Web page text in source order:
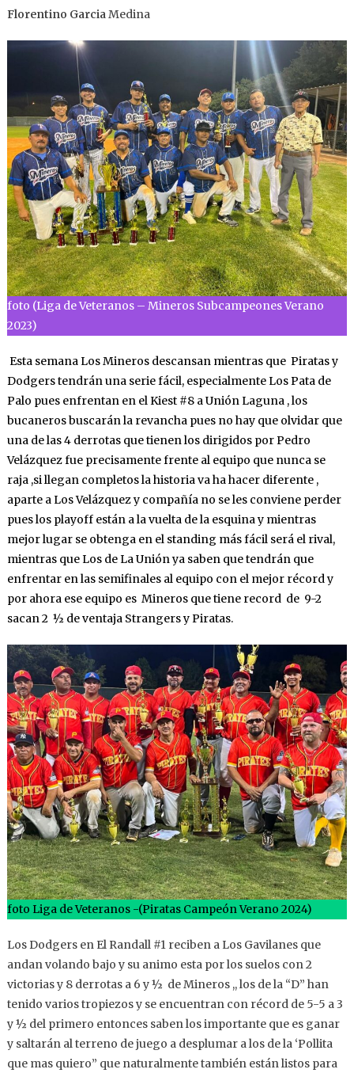
Florentino GarciaMedina
foto (Liga de Veteranos – Mineros Subcampeones Verano
2023)
Esta semana Los Mineros descansan mientras que Piratas y
Dodgers tendrán una serie fácil, especialmente Los Pata de
Palo pues enfrentan en el Kiest #8 a Unión Laguna , los
bucaneros buscarán la revancha pues no hay que olvidar que
una de las 4 derrotas que tienen los dirigidos por Pedro
Velázquez fue precisamente frente al equipo que nunca se
raja ,si llegan completos la historia va ha hacer diferente ,
aparte a Los Velázquez y compañía no se les conviene perder
pues los playoff están a la vuelta de la esquina y mientras
mejor lugar se obtenga en el standing más fácil será el rival,
mientras que Los de La Unión ya saben que tendrán que
enfrentar en las semifinales al equipo con el mejor récord y
por ahora ese equipo es Mineros que tiene record de 9-2
sacan 2 ½ de ventaja Strangers y Piratas.
foto Liga de Veteranos -(Piratas Campeón Verano 2024)
Los Dodgers en El Randall #1 reciben a Los Gavilanes que
andan volando bajo y su animo esta por los suelos con 2
victorias y 8 derrotas a 6 y ½ de Mineros ,, los de la “D” han
tenido varios tropiezos y se encuentran con récord de 5-5 a 3
y ½ del primero entonces saben los importante que es ganar
y saltarán al terreno de juego a desplumar a los de la ‘Pollita
que mas quiero” que naturalmente también están listos para